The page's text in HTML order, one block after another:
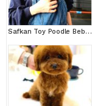
Safkan Toy Poodle Bebeklerimiz